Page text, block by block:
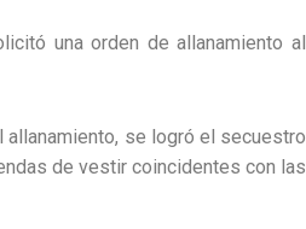
una orden de allanamiento al
allanamiento, se logró el secuestro
de vestir coincidentes con las